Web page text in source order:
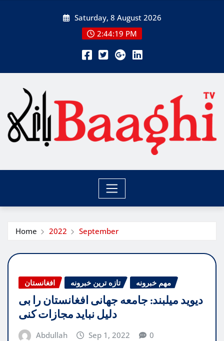
Saturday, 8 August 2026
2:44:20 PM
Home 2022 September
افغانستان تازه ترین خبرونه مهم خبرونه
دیوید میلبند: جامعه جهانی افغانستان را بی
Abdullah Sep 1, 2022 0